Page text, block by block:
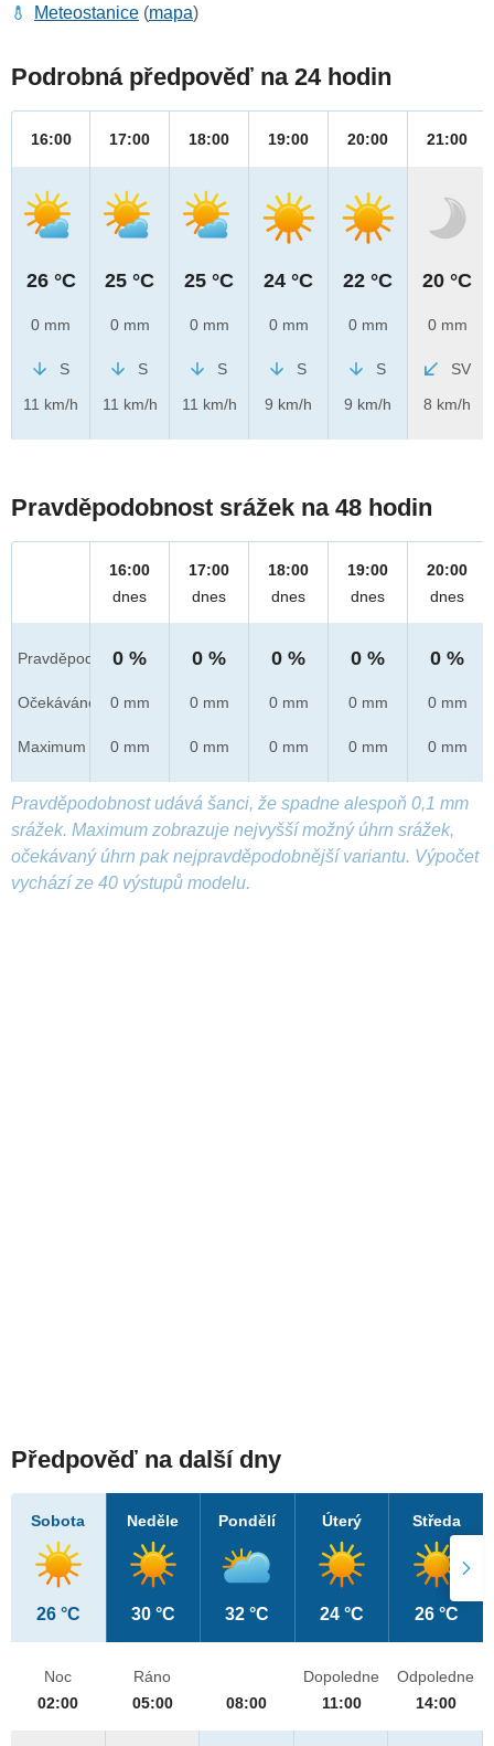
Meteostanice (mapa)
Podrobná předpověď na 24 hodin
16:00
26 °C
0 mm
S
11 km/h
17:00
25 °C
0 mm
S
11 km/h
18:00
25 °C
0 mm
S
11 km/h
19:00
24 °C
0 mm
S
9 km/h
20:00
22 °C
0 mm
S
9 km/h
21:00
20 °C
0 mm
SV
8 km/h
Pravděpodobnost srážek na 48 hodin
Pravděpod.
Očekáváno
Maximum
16:00
dnes
0 %
0 mm
0 mm
17:00
dnes
0 %
0 mm
0 mm
18:00
dnes
0 %
0 mm
0 mm
19:00
dnes
0 %
0 mm
0 mm
20:00
dnes
0 %
0 mm
0 mm
Pravděpodobnost udává šanci, že spadne alespoň 0,1 mm
srážek. Maximum zobrazuje nejvyšší možný úhrn srážek,
očekávaný úhrn pak nejpravděpodobnější variantu. Výpočet
vychází ze 40 výstupů modelu.
Předpověď na další dny
Sobota
26 °C
Neděle
30 °C
Pondělí
32 °C
Úterý
24 °C
Středa
26 °C
Noc
02:00
Ráno
05:00
08:00
Dopoledne
11:00
Odpoledne
14:00